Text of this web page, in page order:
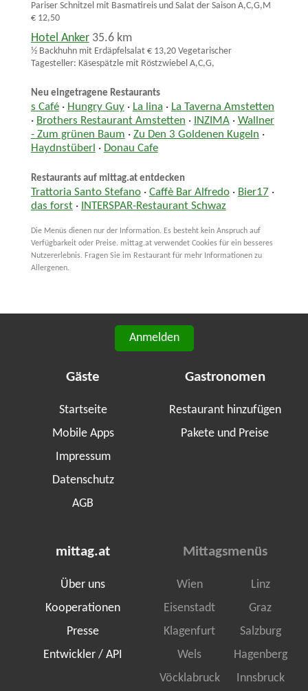
Pariser Schnitzel mit Basmatireis und Salat der Saison A,C,G,M
€ 12,50
Hotel Anker 35.6 km
½ Backhuhn mit Erdäpfelsalat € 13,20 Vegetarischer
Tagesteller: Käsespätzle mit Röstzwiebel A,C,G,
Neu eingetragene Restaurants
s Café· Hungry Guy· La lina · La Taverna Amstetten
· Brothers Restaurant Amstetten · INZIMA· Wallner
- Zum grünen Baum · Zu Den 3 Goldenen Kugeln ·
Haydnstüberl · Donau Cafe
Restaurants auf mittag.at entdecken
Trattoria Santo Stefano· Caffè Bar Alfredo· Bier17 ·
das forst· INTERSPAR-Restaurant Schwaz
Die Menüs dienen nur der Information. Es besteht kein Anspruch auf
Verfügbarkeit oder Preise. mittag.at verwendet Cookies für ein besseres
Nutzererlebnis. Fragen Sie im Restaurant für mehr Informationen zu
Allergenen.
Anmelden
Gäste
Startseite
Mobile Apps
Impressum
Datenschutz
AGB
Gastronomen
Restaurant hinzufügen
Pakete und Preise
mittag.at
Über uns
Kooperationen
Presse
Entwickler / API
Mittagsmenüs
Wien
Linz
Eisenstadt
Graz
Klagenfurt
Salzburg
Wels
Hagenberg
Vöcklabruck
Innsbruck